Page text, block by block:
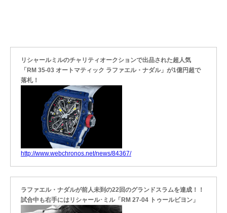
リシャールミルのチャリティオークションで出品された超人気
「RM 35-03 オートマティック ラファエル・ナダル」が1億円超で
落札！
http://www.webchronos.net/news/84367/
ラファエル・ナダルが前人未到の22回のグランドスラムを達成！！
試合中も右手にはリシャール･ミル「RM 27-04 トゥールビヨン」